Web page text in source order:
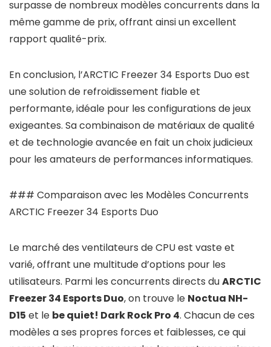
surpasse de nombreux modèles concurrents dans la
même gamme de prix, offrant ainsi un excellent
rapport qualité-prix.
En conclusion, l’ARCTIC Freezer 34 Esports Duo est
une solution de refroidissement fiable et
performante, idéale pour les configurations de jeux
exigeantes. Sa combinaison de matériaux de qualité
et de technologie avancée en fait un choix judicieux
pour les amateurs de performances informatiques.
### Comparaison avec les Modèles Concurrents
ARCTIC Freezer 34 Esports Duo
Le marché des ventilateurs de CPU est vaste et
varié, offrant une multitude d’options pour les
utilisateurs. Parmi les concurrents directs duARCTIC
Freezer 34 Esports Duo, on trouve le Noctua NH-
D15 et le be quiet! Dark Rock Pro 4. Chacun de ces
modèles a ses propres forces et faiblesses, ce qui